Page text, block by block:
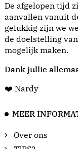
De afgelopen tijd
aanvallen vanuit
gelukkig zijn we
de doelstelling
mogelijk maken.
Dank jullie
❤️ Nardy
MEER
Over ons